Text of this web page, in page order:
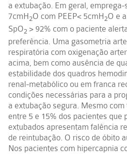
a extubação. Em geral, emprega-
7cmH2O com PEEP< 5cmH2O e
SpO2 > 92% com o paciente
preferência. Uma gasometria
respiratória com oxigenação
acima, bem como ausência de
estabilidade dos quadros
renal-metabólico ou em franca
condições necessárias para a
a extubação segura. Mesmo
entre 5 e 15% dos pacientes que
extubados apresentam falência
de reintubação. O risco de óbito
Nos pacientes com hipercapnia